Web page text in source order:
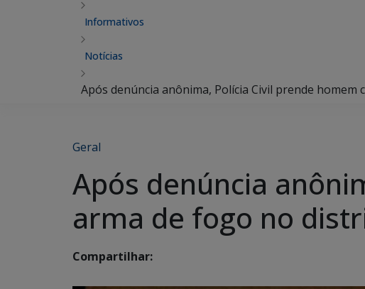
Informativos
Notícias
Após denúncia anônima, Polícia Civil prende
Geral
Após denúncia
arma de fogo no
Compartilhar: